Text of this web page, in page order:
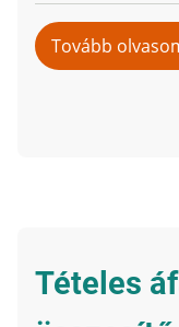
Tovább
Tételes